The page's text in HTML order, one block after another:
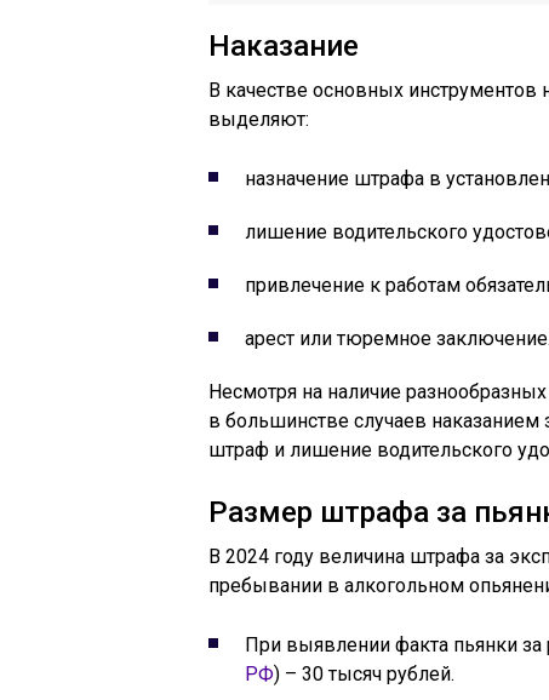
Наказание
В качестве основных инструментов
выделяют:
назначение штрафа в
лишение водительского
привлечение к работам
арест или тюремное заключение.
Несмотря на наличие
в большинстве случаев наказанием
штраф и лишение водительского
Размер штрафа за
В 2024 году величина штрафа за
пребывании в алкогольном
При выявлении факта пьянки
РФ) – 30 тысяч рублей.